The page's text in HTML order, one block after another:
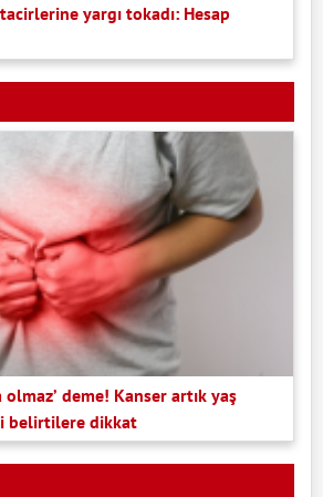
yargı tokadı: Hesap
olmaz’ deme! Kanser artık yaş
belirtilere dikkat